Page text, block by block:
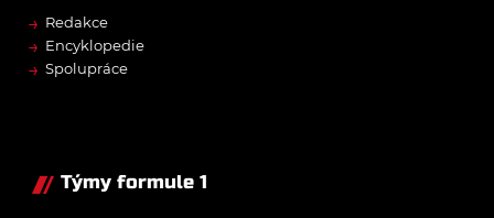
→ Redakce
→ Encyklopedie
→ Spolupráce
Týmy formule 1